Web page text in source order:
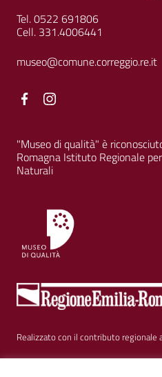
Tel. 0522 691806
Cell. 331.4006441
museo@comune.correggio.re.it
Facebook
"Museo di qualità" è
Romagna Istituto Regionale
Naturali
Realizzato con il contributo regionale